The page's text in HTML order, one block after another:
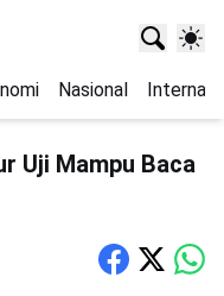
Nasional
Uji Mampu Baca